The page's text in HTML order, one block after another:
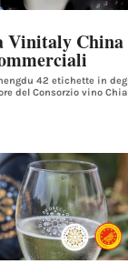
China
42 etichette in
del Consorzio vino